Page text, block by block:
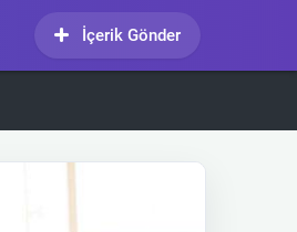
İçerik Gönder